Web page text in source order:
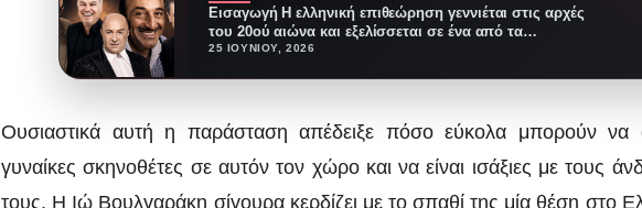
Εισαγωγή Η ελληνική επιθεώρηση γεννιέται στις αρχές
του 20ού αιώνα και εξελίσσεται σε ένα από τα…
25 ΙΟΥΝΊΟΥ, 2026
Ουσιαστικά αυτή η παράσταση απέδειξε πόσο εύκολα μπορούν να
γυναίκες σκηνοθέτες σε αυτόν τον χώρο και να είναι ισάξιες με τους
τους. Η Ιώ Βουλγαράκη σίγουρα κερδίζει με το σπαθί της μία θέση στο